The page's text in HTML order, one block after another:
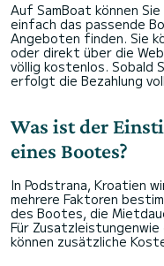
Auf SamBoat können
einfach das passende
Angeboten finden. Sie
oder direkt über die
völlig kostenlos. Sobald
erfolgt die Bezahlung
Was ist der
eines Bootes?
In Podstrana, Kroatien
mehrere Faktoren
des Bootes, die
Für
können zusätzliche